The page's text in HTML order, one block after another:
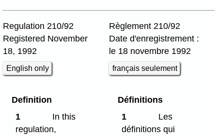
Regulation 210/92
Registered November
18, 1992
English only
Règlement 210/92
Date d'enregistrement :
le 18 novembre 1992
français seulement
Definition
1
In this
regulation,
Définitions
1
Les
définitions qui